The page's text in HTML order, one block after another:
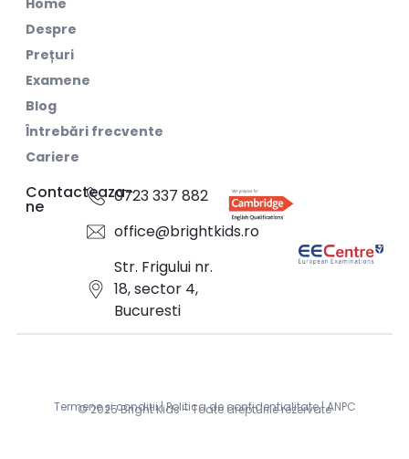
Home
Despre
Prețuri
Examene
Blog
Întrebări frecvente
Cariere
Contacteaza-
ne
0723 337 882
office@brightkids.ro
Str. Frigului nr.
18, sector 4,
Bucuresti
© 2025 Bright Kids - Toate drepturile rezervate
Termene și condiții|Politica de confidentialitate|ANPC